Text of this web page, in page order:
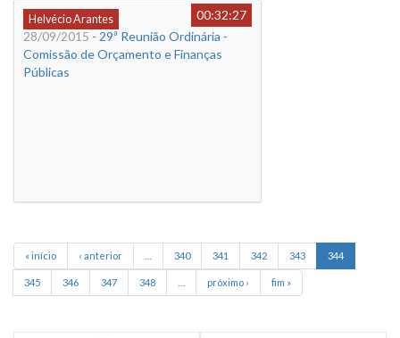
Helvécio Arantes
00:32:27
28/09/2015 - 29ª Reunião Ordinária -
Comissão de Orçamento e Finanças
Públicas
« início ‹ anterior 340 341 342 343 344
345 346 347 348 próximo › fim »